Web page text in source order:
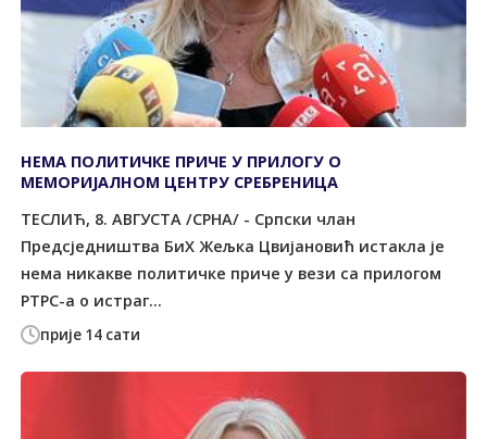
прије 14 сати
НЕМА ПОЛИТИЧКЕ ПРИЧЕ У ПРИЛОГУ О
МЕМОРИЈАЛНОМ ЦЕНТРУ СРЕБРЕНИЦА
ТЕСЛИЋ, 8. АВГУСТА /СРНА/ - Српски члан
Предсједништва БиХ Жељка Цвијановић истакла је
нема никакве политичке приче у вези са прилогом
РТРС-а о истраг...